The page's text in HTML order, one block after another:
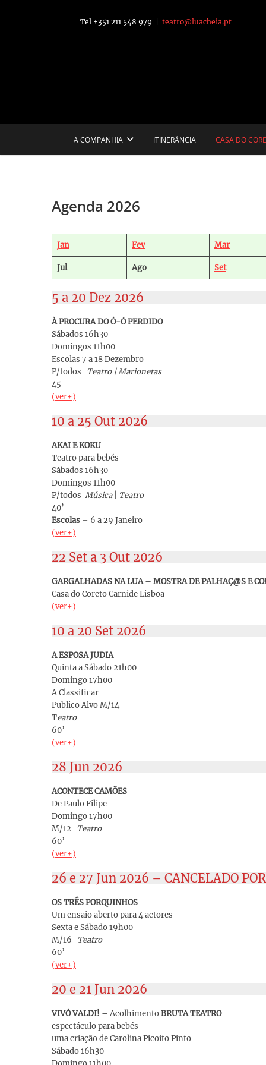
Tel +351 211 548 979 | teatro@luacheia.pt
A COMPANHIA ITINERÂNCIA CASA DO
Agenda 2026
Jan Fev Mar
Jul Ago Set
5 a 20 Dez 2026
À PROCURA DO Ó-Ó PERDIDO
Sábados 16h30
Domingos 11h00
Escolas 7 a 18 Dezembro
P/todos
Teatro | Marionetas
45
(ver+)
10 a 25 Out 2026
AKAI E KOKU
Teatro para bebés
Sábados 16h30
Domingos 11h00
P/todos Música
Teatro
40’
Escolas – 6 a 29 Janeiro
(ver+)
22 Set a 3 Out 2026
GARGALHADAS NA LUA – MOSTRA DE PALHAÇ@S E
Casa do Coreto Carnide Lisboa
(ver+)
10 a 20 Set 2026
A ESPOSA JUDIA
Quinta a Sábado 21h00
Domingo 17h00
A Classificar
Publico Alvo M/14
Teatro
60’
(ver+)
28 Jun 2026
ACONTECE CAMÕES
De Paulo Filipe
Domingo 17h00
M/12
Teatro
60’
(ver+)
26 e 27 Jun 2026 – CANCELADO
OS TRÊS PORQUINHOS
Um ensaio aberto para 4 actores
Sexta e Sábado 19h00
M/16
Teatro
60’
(ver+)
20 e 21 Jun 2026
VIVÓ VALDI! –AcolhimentoBRUTA TEATRO
espectáculo para bebés
uma criação de Carolina Picoito Pinto
Sábado 16h30